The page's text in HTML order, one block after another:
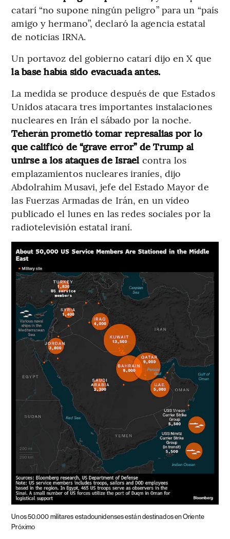
catarí “no supone ningún peligro” para un “país
amigo y hermano”, declaró la agencia estatal
de noticias IRNA.
Un portavoz del gobierno catarí dijo en X que
la base había sido evacuada antes.
La medida se produce después de que Estados
Unidos atacara tres importantes instalaciones
nucleares en Irán el sábado por la noche.
Teherán prometió tomar represalias por lo
que calificó de “grave error” de Trump al
unirse a los ataques de Israel contra los
emplazamientos nucleares iraníes, dijo
Abdolrahim Musavi, jefe del Estado Mayor de
las Fuerzas Armadas de Irán, en un vídeo
publicado el lunes en las redes sociales por la
radiotelevisión estatal iraní.
Unos 50.000 militares estadounidenses están destinados en Oriente
Próximo